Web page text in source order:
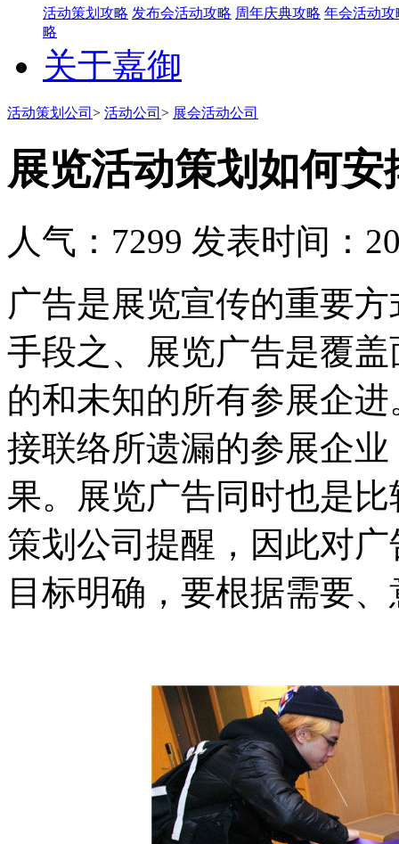
活动策划攻略 发布会活动攻略 周年庆典攻略 年会活动攻
略
关于嘉御
活动策划公司 > 活动公司 > 展会活动公司
展览活动策划如何
人气：7299 发表时间：
广告是展览宣传的重要
手段之、展览广告是覆
的和未知的所有参展企
接联络所遗漏的参展企
果。展览广告同时也是
策划公司提醒，因此对
目标明确，要根据需要